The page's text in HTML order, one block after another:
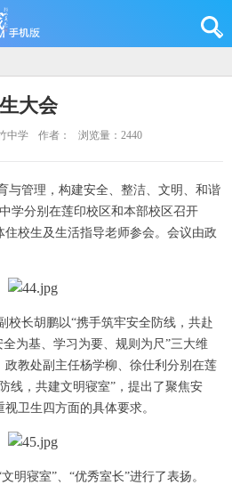
大会
中学 作者： 浏览量：2440
与管理，构建安全、整洁、文明、和谐
学分别在莲印校区和本部校区召开
住校生及生活指导老师参会。会议由政
校长胡鹏以“携手筑牢安全防线，共赴
为基、学习为要、规则为尺”三大维
政教处副主任杨学柳、徐仕利分别在莲
线，共建文明寝室”，提出了聚焦安
卫生四方面的具体要求。
明寝室”、“优秀室长”进行了表扬。